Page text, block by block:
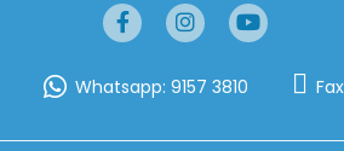
Whatsapp: 9157 3810